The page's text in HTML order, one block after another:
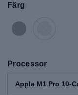
Färg
Processor
Apple M1 Pro 10-